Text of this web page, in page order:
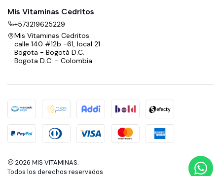
Mis Vitaminas Cedritos
+573219625229
Mis Vitaminas Cedritos
calle 140 #12b -61, local 21
Bogota - Bogotá D.C.
Bogota D.C. - Colombia
2026 MIS VITAMINAS.
Todos los derechos reservados